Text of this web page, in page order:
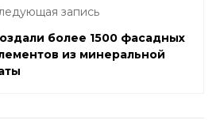
запись
более 1500 фасадных
из минеральной